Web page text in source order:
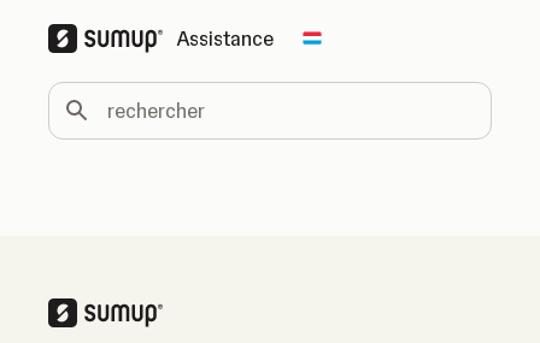
Assistance Change country
rechercher